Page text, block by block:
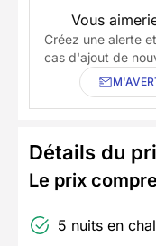
Vous
Créez une alerte
cas d'ajout de
Détails du
Le prix
5 nuits en